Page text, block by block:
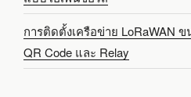
การติดตั้งเครือข่าย LoRaWAN
QR Code และ Relay